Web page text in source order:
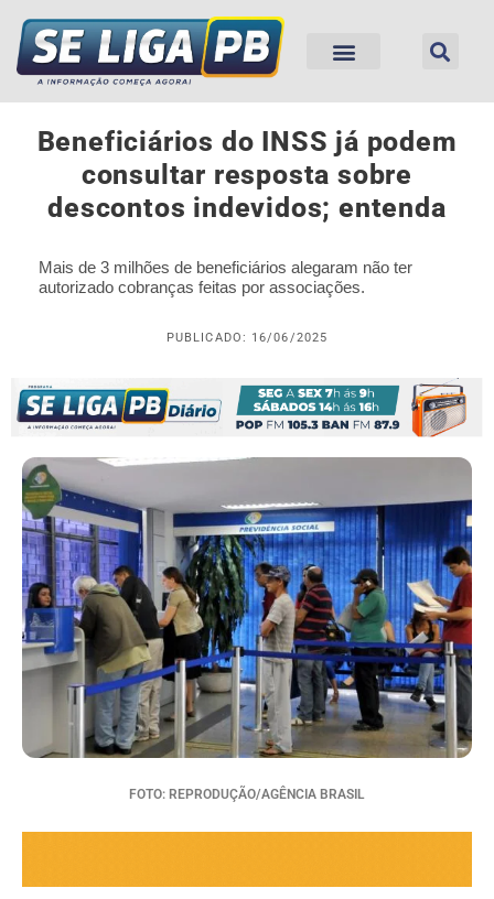
Beneficiários do INSS já podem
consultar resposta sobre
descontos indevidos; entenda
Mais de 3 milhões de beneficiários alegaram não ter
autorizado cobranças feitas por associações.
PUBLICADO: 16/06/2025
FOTO: REPRODUÇÃO/AGÊNCIA BRASIL